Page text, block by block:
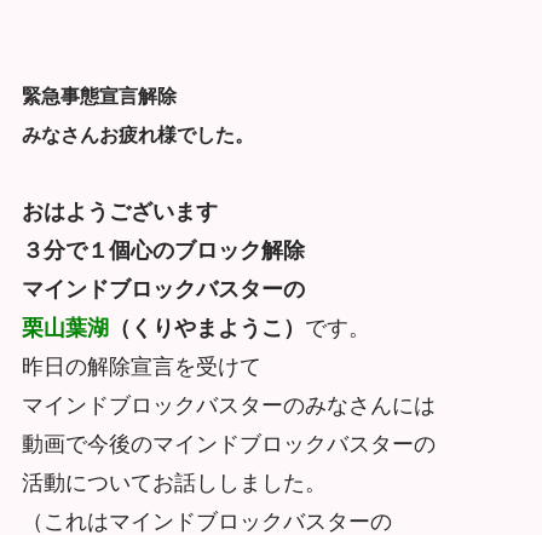
緊急事態宣言解除
みなさんお疲れ様でした。
おはようございます
３分で１個心のブロック解除
マインドブロックバスターの
栗山葉湖 （くりやまようこ） です。
昨日の解除宣言を受けて
マインドブロックバスターのみなさんには
動画で今後のマインドブロックバスターの
活動についてお話ししました。
（これはマインドブロックバスターの